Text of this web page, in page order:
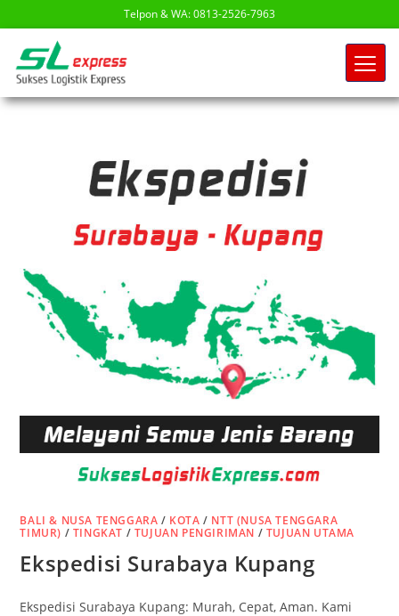
Telpon & WA: 0813-2526-7963
BALI & NUSA TENGGARA / KOTA / NTT (NUSA TENGGARA
TIMUR) / TINGKAT / TUJUAN PENGIRIMAN / TUJUAN UTAMA
Ekspedisi Surabaya Kupang
Ekspedisi Surabaya Kupang: Murah, Cepat, Aman. Kami